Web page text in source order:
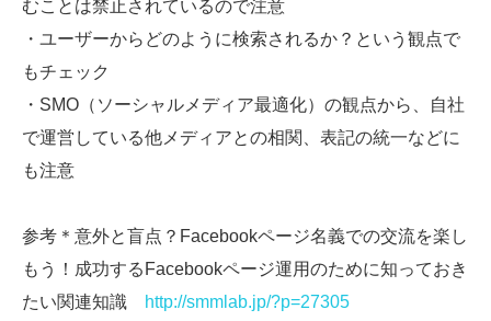
むことは禁止されているので注意
・ユーザーからどのように検索されるか？という観点で
もチェック
・SMO（ソーシャルメディア最適化）の観点から、自社
で運営している他メディアとの相関、表記の統一などに
も注意
参考＊意外と盲点？Facebookページ名義での交流を楽し
もう！成功するFacebookページ運用のために知っておき
たい関連知識
http://smmlab.jp/?p=27305